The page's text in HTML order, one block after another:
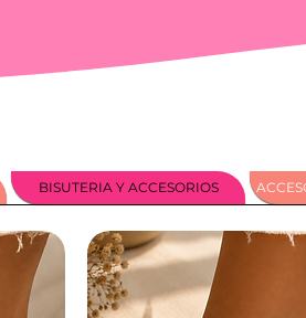
BISUTERIA Y ACCESORIOS